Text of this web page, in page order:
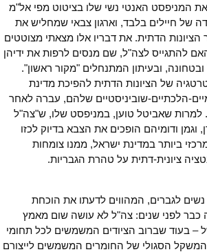
המניפסט האנטי נשי שלו בציטוט מפי אל"מ
של חיילים בלבד, וארגון צבאי שמחליש את
הציונות הדתית. את דבריו אלו מצאתי מצוטטים
להתגייס לצה"ל, שם מנסים לרפות את ידיהן
ובעיתון המתנחלים "מקור ראשון".
של הציונות הדתית להפיכת מדינת
הלכתיים-שוביניסטיים שלהם, עברה לאחר
למרות שאביטל טוען, במניפסט שלו, ש"צה"ל
ודומיהם הופכים את הצבא בדיוק לכזו
ביותר במדינת ישראל, ממנו צומחות
ציונית-דתית על טהרת הגבריות.
נשים לגברים, המהווים לדעתו את הוכחת
כבר לפני שנים: צה"ל לא עושה שום מאמץ
– בעוד שברוב הציודים המשמשים לכל תחומי
הסגולי של החומרים המשמשים לייצורם